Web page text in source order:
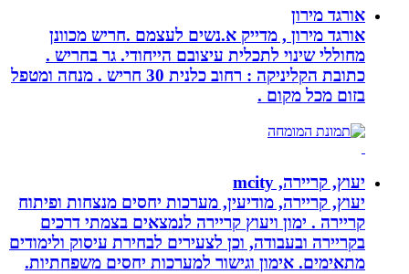
אורגד מירון
אורגד מירון , מדייק א.נשים לעצמם .חריש מכוונן
מחוללי שינוי לתכלית עיצובם הייחודי. גר בחריש .
כתובת הקליניקה : רחוב כלנית 30 חריש . מנחה ומטפל
בזום מכל מקום .
יעוץ, קריירה, mcity
יעוץ, קריירה, מודיעין, מערכות יחסים מנצחות ופיתוח
קריירה . ימון ויעוץ קריירה לנמצאים בצמתי דרכים
בקריירה ובעבודה, וכן לצעירים לבחירת עיסוק ולימודים
מתאימים. אימון וגישור למערכות יחסים משפחתיות.